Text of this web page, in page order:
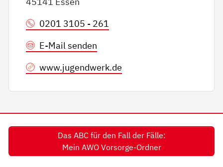
0201 3105 - 261
E-Mail senden
www.jugendwerk.de
Das ABC für den Fall der Fälle:
Mein AWO Vorsorge-Ordner